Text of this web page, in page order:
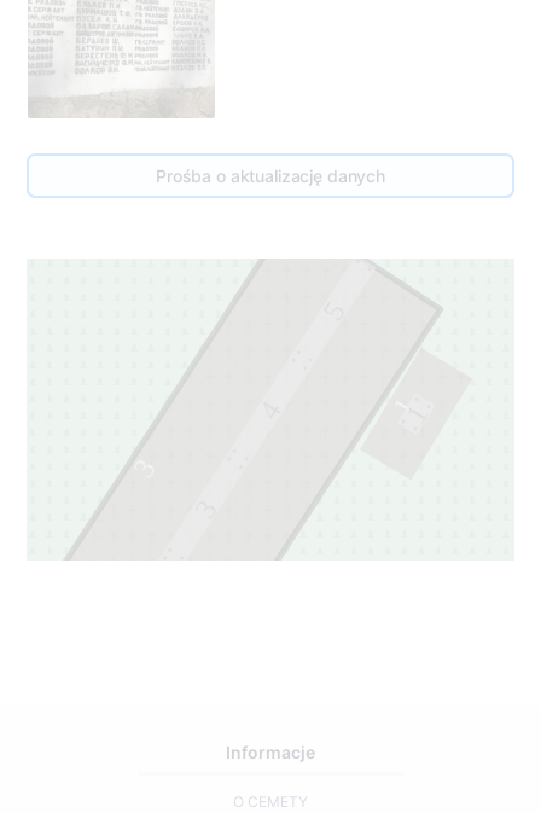
Prośba o aktualizację danych
3
Informacje
O CEMETY